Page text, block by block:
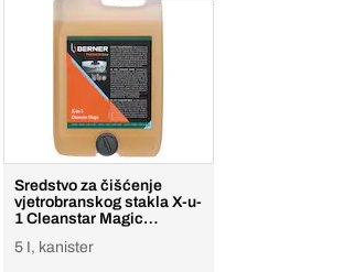
Sredstvo za čišćenje
vjetrobranskog stakla X-u-
1 Cleanstar Magic
5 I, kanister